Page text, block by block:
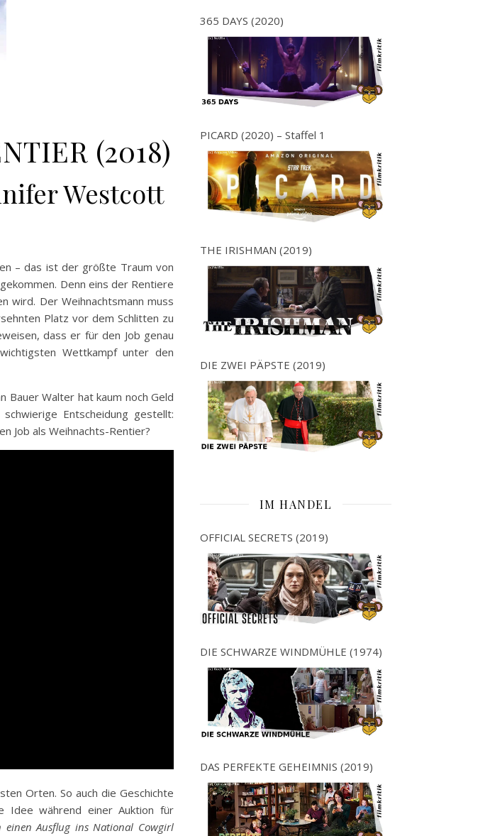
(2018)
Westcott
– das ist der größte Traum von
Denn eins der Rentiere
wird. Der Weihnachtsmann muss
Platz vor dem Schlitten zu
dass er für den Job genau
Wettkampf unter den
Bauer Walter hat kaum noch Geld
Entscheidung gestellt:
Job als Weihnachts-Rentier?
Orten. So auch die Geschichte
Idee während einer Auktion für
Ausflug ins National Cowgirl
365 DAYS (2020)
PICARD (2020) – Staffel 1
THE IRISHMAN (2019)
DIE ZWEI PÄPSTE (2019)
IM HANDEL
OFFICIAL SECRETS (2019)
DIE SCHWARZE WINDMÜHLE (1974)
DAS PERFEKTE GEHEIMNIS (2019)